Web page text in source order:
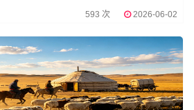
593 次 2026-06-02